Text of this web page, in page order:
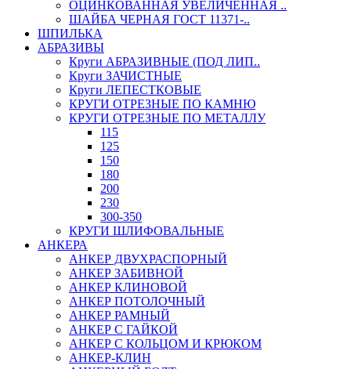
ОЦИНКОВАННАЯ УВЕЛИЧЕННАЯ ..
ШАЙБА ЧЕРНАЯ ГОСТ 11371-..
ШПИЛЬКА
АБРАЗИВЫ
Круги АБРАЗИВНЫЕ (ПОД ЛИП..
Круги ЗАЧИСТНЫЕ
Круги ЛЕПЕСТКОВЫЕ
КРУГИ ОТРЕЗНЫЕ ПО КАМНЮ
КРУГИ ОТРЕЗНЫЕ ПО МЕТАЛЛУ
115
125
150
180
200
230
300-350
КРУГИ ШЛИФОВАЛЬНЫЕ
АНКЕРА
АНКЕР ДВУХРАСПОРНЫЙ
АНКЕР ЗАБИВНОЙ
АНКЕР КЛИНОВОЙ
АНКЕР ПОТОЛОЧНЫЙ
АНКЕР РАМНЫЙ
АНКЕР С ГАЙКОЙ
АНКЕР С КОЛЬЦОМ И КРЮКОМ
АНКЕР-КЛИН